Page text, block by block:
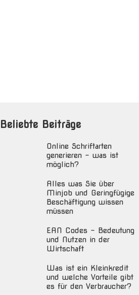
Beliebte Beiträge
Online Schriftarten
generieren – was ist
möglich?
Alles was Sie über
Minjob und Geringfügige
Beschäftigung wissen
müssen
EAN Codes – Bedeutung
und Nutzen in der
Wirtschaft
Was ist ein Kleinkredit
und welche Vorteile gibt
es für den Verbraucher?